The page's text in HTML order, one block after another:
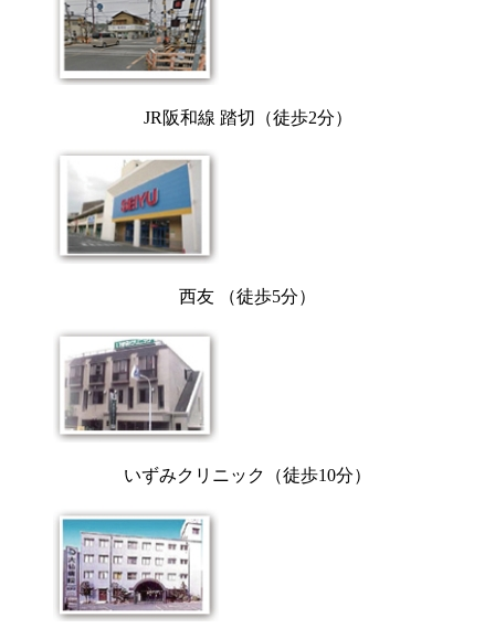
JR阪和線 踏切（徒歩2分）
西友 （徒歩5分）
いずみクリニック（徒歩10分）